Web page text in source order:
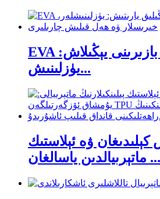
EVA كۆپۈك بازىرىنى يېڭىلاش:
يۈزلىنىش...
ۋە ئېلاستىك
ماتېرىيالدىن ياسالغان ...